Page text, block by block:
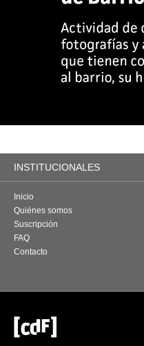
INSTITUCIONALES
Inicio
Quiénes somos
Suscripción
FAQ
Contacto